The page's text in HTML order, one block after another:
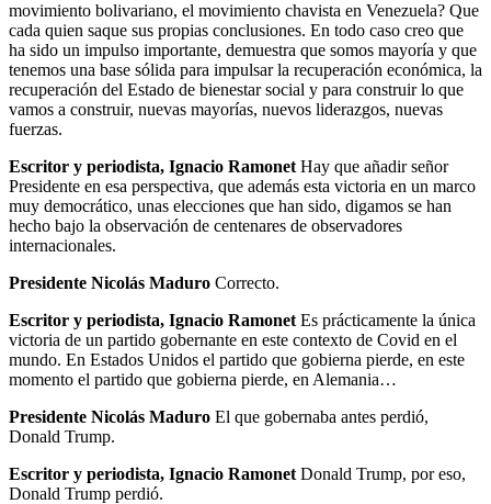
movimiento bolivariano, el movimiento chavista en Venezuela? Que
cada quien saque sus propias conclusiones. En todo caso creo que
ha sido un impulso importante, demuestra que somos mayoría y que
tenemos una base sólida para impulsar la recuperación económica, la
recuperación del Estado de bienestar social y para construir lo que
vamos a construir, nuevas mayorías, nuevos liderazgos, nuevas
fuerzas.
Escritor y periodista, Ignacio Ramonet Hay que añadir señor
Presidente en esa perspectiva, que además esta victoria en un marco
muy democrático, unas elecciones que han sido, digamos se han
hecho bajo la observación de centenares de observadores
internacionales.
Presidente Nicolás Maduro Correcto.
Escritor y periodista, Ignacio Ramonet Es prácticamente la única
victoria de un partido gobernante en este contexto de Covid en el
mundo. En Estados Unidos el partido que gobierna pierde, en este
momento el partido que gobierna pierde, en Alemania…
Presidente Nicolás Maduro El que gobernaba antes perdió,
Donald Trump.
Escritor y periodista, Ignacio Ramonet Donald Trump, por eso,
Donald Trump perdió.